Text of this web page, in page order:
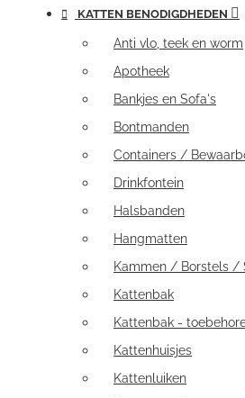
KATTEN BENODIGDHEDEN
Anti vlo, teek en worm
Apotheek
Bankjes en Sofa's
Bontmanden
Containers /
Drinkfontein
Halsbanden
Hangmatten
Kammen / Borstels /
Kattenbak
Kattenbak -
Kattenhuisjes
Kattenluiken